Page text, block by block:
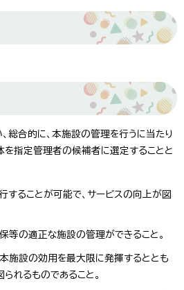
総合的に、本施設の管理を行うに当たり
を指定管理者の候補者に選定することと
することが可能で、サービスの向上が図
等の適正な施設の管理ができること。
施設の効用を最大限に発揮するととも
れるものであること。